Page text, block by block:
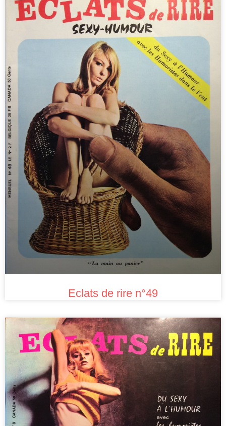
Eclats de rire n°49